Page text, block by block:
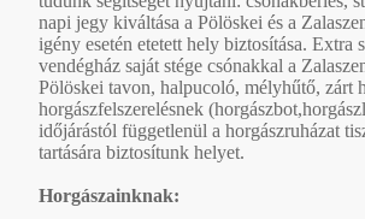
napi jegy kiváltása a Pölöskei és a
igény esetén etetett hely biztosítása. Extra
vendégház saját stége csónakkal a
Pölöskei tavon, halpucoló, mélyhűtő, zárt
horgászfelszerelésnek
időjárástól függetlenül a horgászruházat
tartására biztosítunk helyet.
Horgászainknak: